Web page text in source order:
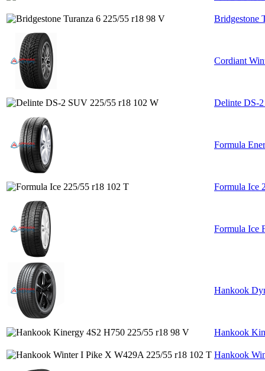
Bridgestone
Cordiant
Delinte DS-
Formula
Formula Ice
Formula Ice
Hankook
Hankook
Hankook